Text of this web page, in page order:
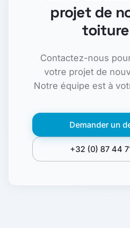
projet de
Contactez-nous
votre projet de
Notre équipe est à
Demander un
+32 (0) 87 44